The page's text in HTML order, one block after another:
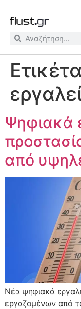
Ψηφιακά
από
Νέα ψηφιακά
εργαζομένων από